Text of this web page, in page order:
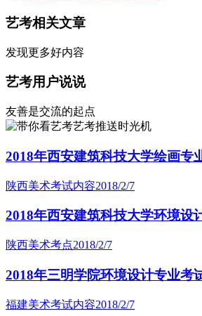
艺考相关文章
发现更多好内容
艺考用户说说
友善是交流的起点
艺考推送时光机
2018年西安建筑科技大学绘画专
陕西美术考试内容2018/2/7
2018年西安建筑科技大学环境设
陕西美术考点2018/2/7
2018年三明学院环境设计专业考
福建美术考试内容2018/2/7